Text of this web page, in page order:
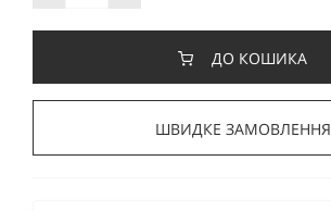
ДО КОШИКА
ШВИДКЕ ЗАМОВЛЕННЯ